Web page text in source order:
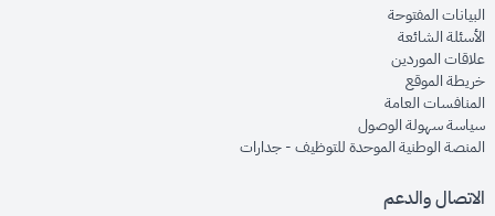
البيانات المفتوحةopens in new window
الأسئلة الشائعةopens in new window
علاقات الموردينopens in new window
خريطة الموقعopens in new window
المنافسات العامةopens in new window
سياسة سهولة الوصولopens in new window
المنصة الوطنية الموحدة للتوظيف - جداراتopens in new window
الاتصال والدعم